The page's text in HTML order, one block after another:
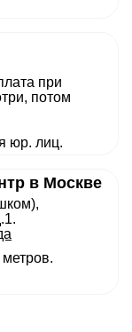
при
потом
юр. лиц.
в Москве